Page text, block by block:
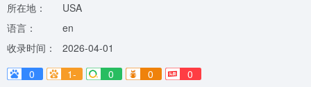
所在地：
USA
语言：
en
收录时间：
2026-04-01
0
1- 0 0 0